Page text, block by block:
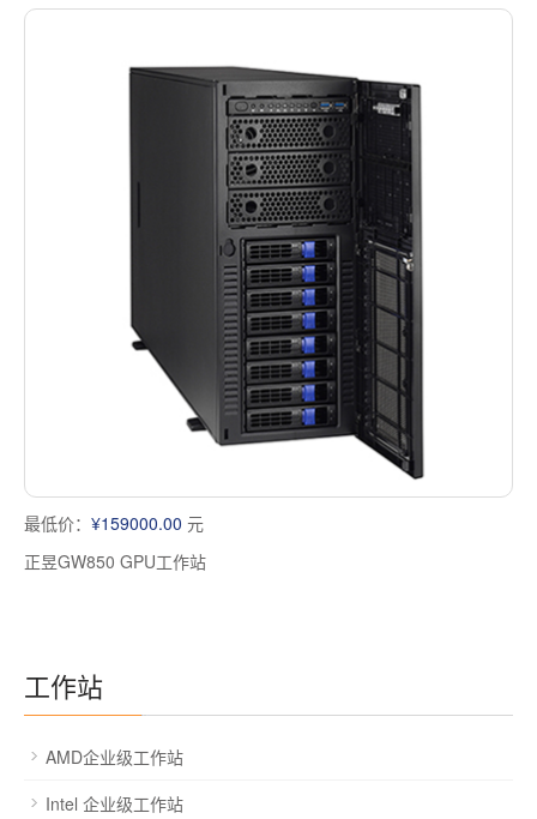
最低价： ¥159000.00 元
正昱GW850 GPU工作站
工作站
AMD企业级工作站
Intel 企业级工作站